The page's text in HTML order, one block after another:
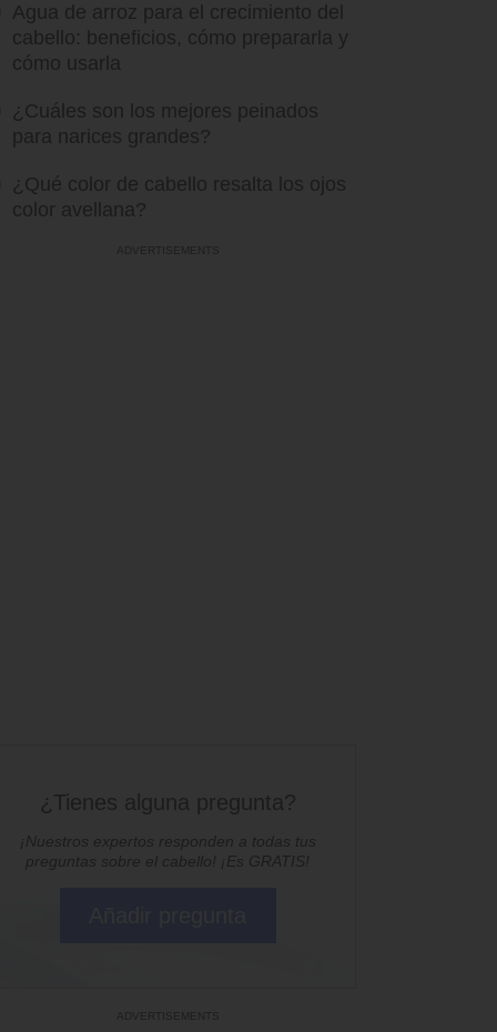
Agua de arroz para el crecimiento del
cabello: beneficios, cómo prepararla y
cómo usarla
¿Cuáles son los mejores peinados
para narices grandes?
¿Qué color de cabello resalta los ojos
color avellana?
¿Tienes alguna pregunta?
¡Nuestros expertos responden a todas tus
preguntas sobre el cabello! ¡Es GRATIS!